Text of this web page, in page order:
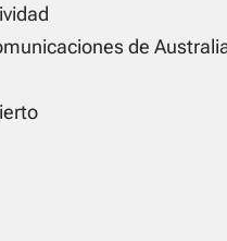
de